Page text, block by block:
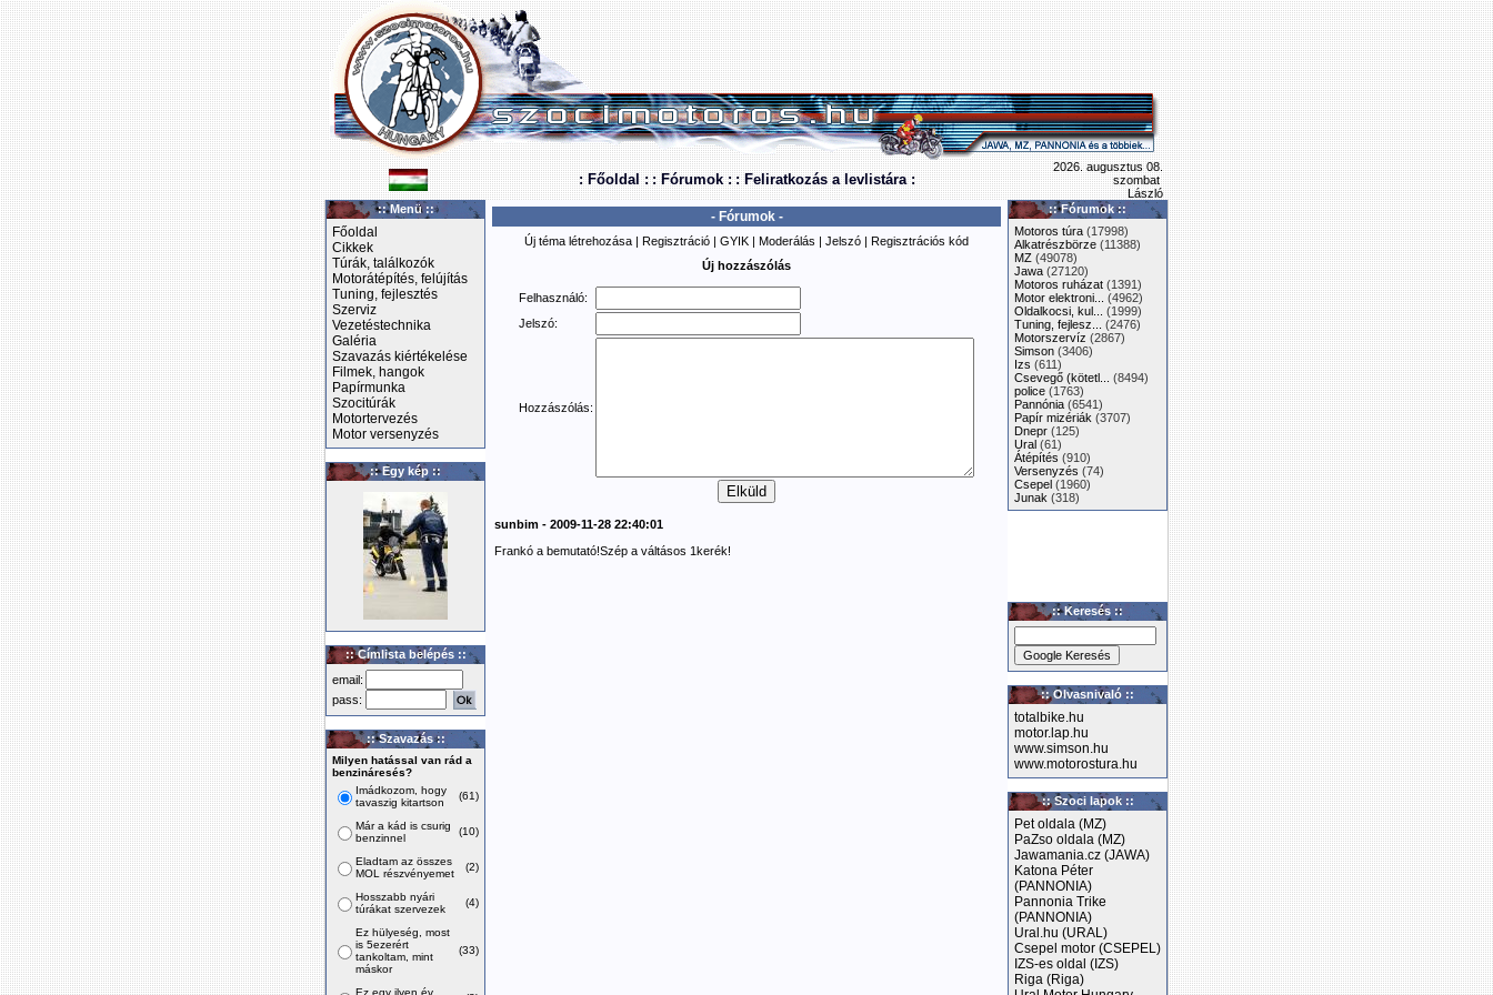
: Főoldal : : Fórumok : : Feliratkozás a levlistára :
2026. augusztus 08.
szombat
László
:: Menü ::
Főoldal
Cikkek
Túrák, találkozók
Motorátépítés, felújítás
Tuning, fejlesztés
Szerviz
Vezetéstechnika
Galéria
Szavazás kiértékelése
Filmek, hangok
Papírmunka
Szocitúrák
Motortervezés
Motor versenyzés
:: Egy kép ::
:: Címlista belépés ::
email:
pass:
:: Szavazás ::
Milyen hatással van rád a
benzináresés?
Imádkozom, hogy
tavaszig kitartson
(61)
Már a kád is csurig
benzinnel
(10)
Eladtam az összes
MOL részvényemet
(2)
Hosszabb nyári
túrákat szervezek
(4)
Ez hülyeség, most
is 5ezerért
tankoltam, mint
máskor
(33)
Ez egy ilyen év,
- Fórumok -
Új téma létrehozása | Regisztráció | GYIK | Moderálás | Jelszó | Regisztrációs kód
Új hozzászólás
Felhasználó:
Jelszó:
Hozzászólás:
sunbim - 2009-11-28 22:40:01
Frankó a bemutató!Szép a váltásos 1kerék!
:: Fórumok ::
Motoros túra (17998)
Alkatrészbörze (11388)
MZ (49078)
Jawa (27120)
Motoros ruházat (1391)
Motor elektroni...
(4962)
Oldalkocsi, kul...
(1999)
Tuning, fejlesz...
(2476)
Motorszervíz (2867)
Simson (3406)
Izs (611)
Csevegő (kötetl...
(8494)
police (1763)
Pannónia (6541)
Papír mizériák (3707)
Dnepr (125)
Ural (61)
Átépítés (910)
Versenyzés (74)
Csepel (1960)
Junak (318)
:: Keresés ::
:: Olvasnivaló ::
totalbike.hu
motor.lap.hu
www.simson.hu
www.motorostura.hu
:: Szoci lapok ::
Pet oldala (MZ)
PaZso oldala (MZ)
Jawamania.cz (JAWA)
Katona Péter
(PANNONIA)
Pannonia Trike
(PANNONIA)
Ural.hu (URAL)
Csepel motor (CSEPEL)
IZS-es oldal (IZS)
Riga (Riga)